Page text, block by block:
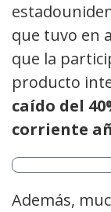
que tuvo en
que la
producto
caído del
corriente
Además,